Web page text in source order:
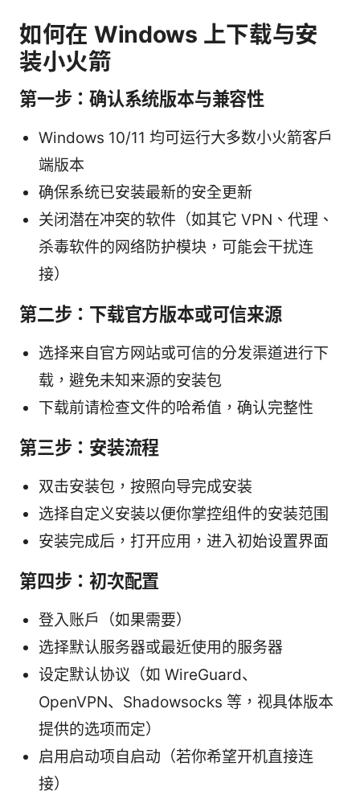
如何在 Windows 上下载与安
装小火箭
第一步：确认系统版本与兼容性
Windows 10/11 均可运行大多数小火箭客户
端版本
确保系统已安装最新的安全更新
关闭潜在冲突的软件（如其它 VPN、代理、
杀毒软件的网络防护模块，可能会干扰连
接）
第二步：下载官方版本或可信来源
选择来自官方网站或可信的分发渠道进行下
载，避免未知来源的安装包
下载前请检查文件的哈希值，确认完整性
第三步：安装流程
双击安装包，按照向导完成安装
选择自定义安装以便你掌控组件的安装范围
安装完成后，打开应用，进入初始设置界面
第四步：初次配置
登入账户（如果需要）
选择默认服务器或最近使用的服务器
设定默认协议（如 WireGuard、
OpenVPN、Shadowsocks 等，视具体版本
提供的选项而定）
启用启动项自启动（若你希望开机直接连
接）